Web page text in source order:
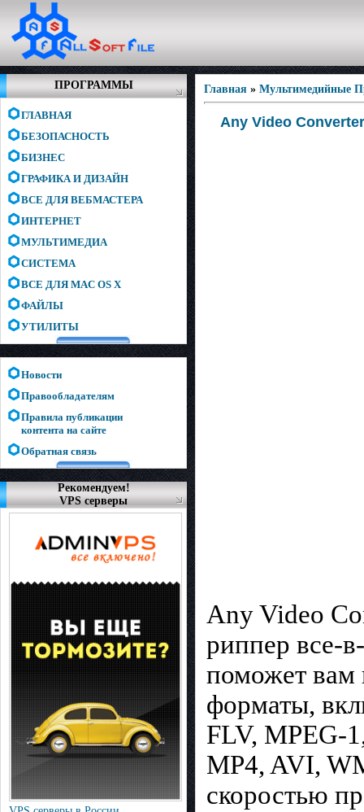
ПРОГРАММЫ
ГЛАВНАЯ
БЕЗОПАСНОСТЬ
БИЗНЕС
ГРАФИКА И ДИЗАЙН
ВСЕ ДЛЯ ВЕБМАСТЕРА
ИНТЕРНЕТ
МУЛЬТИМЕДИА
СИСТЕМА
ВСЕ ДЛЯ MAC OS X
ФАЙЛЫ
УТИЛИТЫ
Новости
Правообладателям
Правила публикации
контента на сайте
Обратная связь
Рекомендуем!
VPS серверы
Главная » Мультимедийные
Any Video
Any Video
риппер все-
поможет вам
форматы,
FLV, MPEG-
MP4, AVI,
скоростью